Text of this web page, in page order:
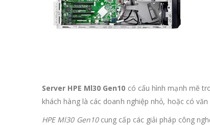
Server HPE Ml30 Gen10 có cấu hình mạnh mẽ
khách hàng là các doanh nghiệp nhỏ, hoặc có
HPE Ml30 Gen10cung cấp các giải pháp công